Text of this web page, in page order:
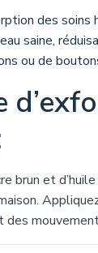
des soins
saine,
ou de
brun et